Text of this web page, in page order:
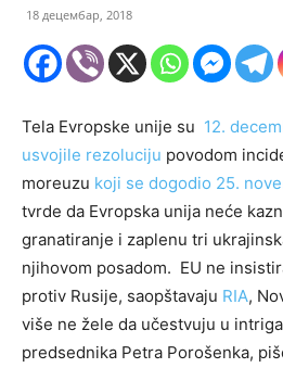
18 децембар, 2018
Tela Evropske unije su 12.
usvojile rezoluciju povodom
moreuzu koji se dogodio 25.
tvrde da Evropska unija neće
granatiranje i zaplenu tri
njihovom posadom. EU ne
protiv Rusije, saopštavaju RIA,
više ne žele da učestvuju u
predsednika Petra Porošenka,